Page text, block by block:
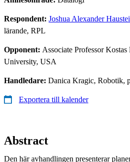
Respondent: Joshua Alexander
lärande, RPL
Opponent: Associate Professor
University, USA
Handledare: Danica Kragic, Robotik,
Exportera till kalender
Abstract
Den här avhandlingen presenterar